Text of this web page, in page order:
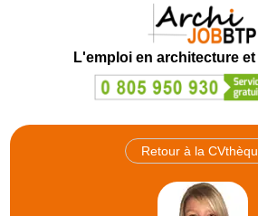
L'emploi en architecture
Retour à la